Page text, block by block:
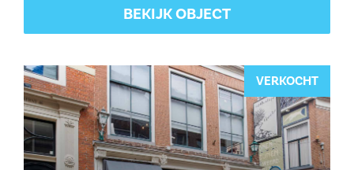
BEKIJK OBJECT
VERKOCHT